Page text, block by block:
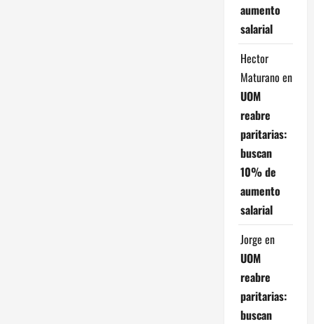
aumento
salarial
Hector
Maturano en
UOM
reabre
paritarias:
buscan
10% de
aumento
salarial
Jorge en
UOM
reabre
paritarias:
buscan